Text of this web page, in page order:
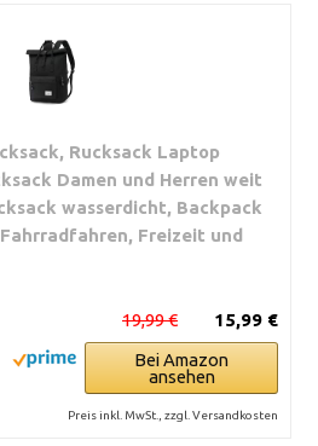
Rucksack Laptop
Damen und Herren weit
wasserdicht, Backpack
Freizeit und
15,99 €
19,99 €
Bei Amazon
ansehen
Preis inkl. MwSt., zzgl. Versandkosten